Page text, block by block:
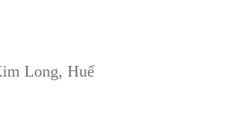
Long, Huế